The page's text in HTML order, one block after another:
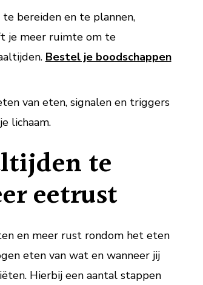
bereiden en te plannen,
je meer ruimte om te
Bestel je boodschappen
van eten, signalen en triggers
lichaam.
te
eetrust
en meer rust rondom het eten
eten van wat en wanneer jij
Hierbij een aantal stappen